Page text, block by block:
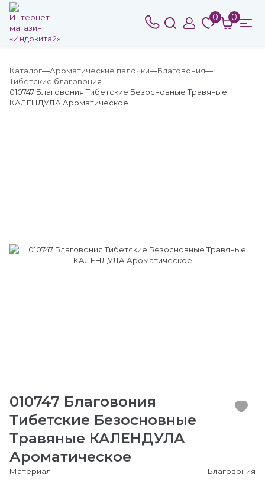
0 0
Каталог Ароматические палочки
Благовония
Тибетские благовония
010747 Благовония Тибетские Безосновные Травяные
КАЛЕНДУЛА Ароматическое
010747 Благовония
Тибетские Безосновные
Травяные КАЛЕНДУЛА
Ароматическое
Материал
Благовония